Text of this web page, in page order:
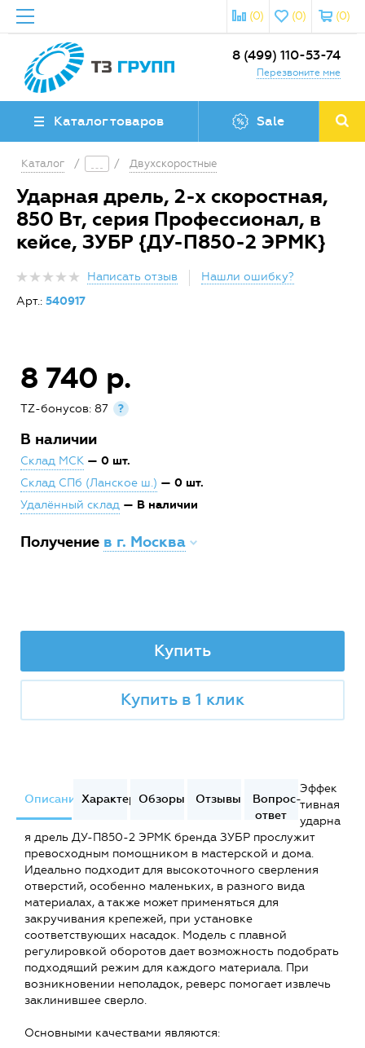
(0)
(0)
(0)
8 (499) 110-53-74
Перезвоните мне
Каталог товаров Sale
Каталог / / Двухскоростные
Ударная дрель, 2-х скоростная,
850 Вт, серия Профессионал, в
кейсе, ЗУБР {ДУ-П850-2 ЭРМК}
Написать отзыв
Нашли ошибку?
Арт.: 540917
8 740 р.
TZ-бонусов: 87 ?
В наличии
Склад МСК — 0 шт.
Склад СПб (Ланское ш.) — 0 шт.
Удалённый склад — В наличии
Получение в г. Москва
Купить
Купить в 1 клик
ОписаниеХарактеристики
Обзоры Отзывы
Вопрос-
ответ
Эффек
тивная
ударна
я дрель ДУ-П850-2 ЭРМК бренда ЗУБР прослужит
превосходным помощником в мастерской и дома.
Идеально подходит для высокоточного сверления
отверстий, особенно маленьких, в разного вида
материалах, а также может применяться для
закручивания крепежей, при установке
соответствующих насадок. Модель с плавной
регулировкой оборотов дает возможность подобрать
подходящий режим для каждого материала. При
возникновении неполадок, реверс помогает извлечь
заклинившее сверло.
Основными качествами являются: